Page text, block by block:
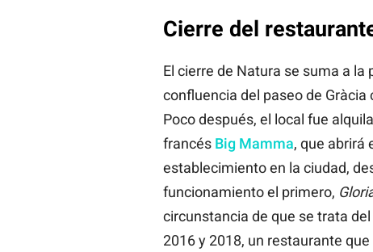
Cierre del
El cierre de Natura se suma a la
confluencia del paseo de Gràcia
Poco después, el local fue
francés Big Mamma, que abrirá
establecimiento en la ciudad,
funcionamiento el primero,
circunstancia de que se trata
2016 y 2018, un restaurante